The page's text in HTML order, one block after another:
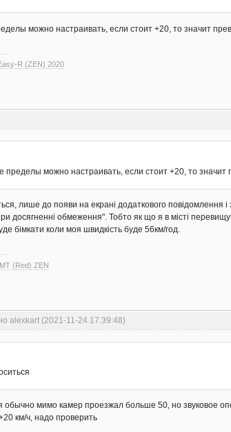
можно настраивать, если стоит +20, то значит
R (ZEN) 2020
пределы можно настраивать, если стоит +20, то значит
лише до появи на екрані додаткового повідомлення
досягненні обмеження". Тобто як що я в місті
бімкати коли моя швидкість буде 56км/год.
(Red) ZEN
alexkart (2021-11-24 17:39:48)
обычно мимо камер проезжал больше 50, но звуковое
км/ч, надо проверить